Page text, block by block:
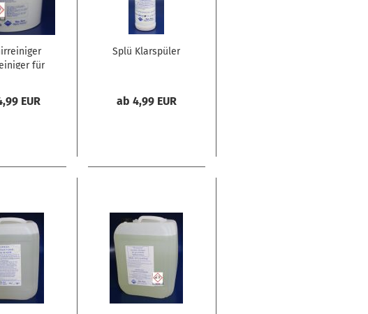
für
EUR
Splü Klarspüler
ab 4,99 EUR